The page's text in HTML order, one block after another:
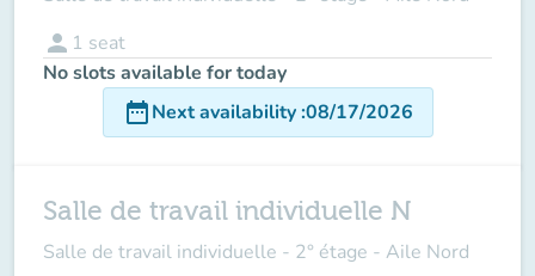
person 1 seat
No slots available for today
date_rangeNext availability:08/17/2026
Salle de travail individuelle N
Salle de travail individuelle - 2° étage - Aile Nord